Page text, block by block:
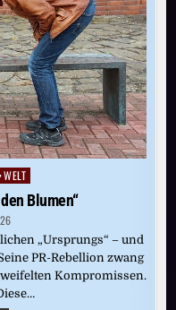
WELT
Blumen“
„Ursprungs“ – und
PR-Rebellion zwang
Kompromissen.